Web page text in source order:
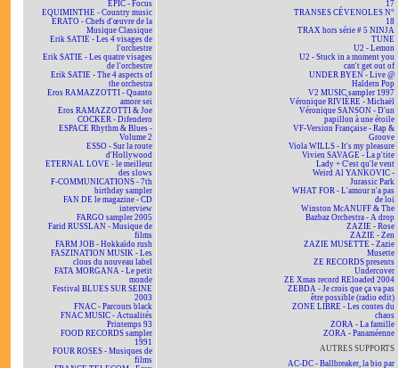
EPIC - Focus
EQUIMINTHE - Country music
ERATO - Chefs d'œuvre de la
Musique Classique
Erik SATIE - Les 4 visages de
l'orchestre
Erik SATIE - Les quatre visages
de l'orchestre
Erik SATIE - The 4 aspects of
the orchestra
Eros RAMAZZOTTI - Quanto
amore sei
Eros RAMAZZOTTI & Joe
COCKER - Difendero
ESPACE Rhythm & Blues -
Volume 2
ESSO - Sur la route
d'Hollywood
ETERNAL LOVE - le meilleur
des slows
F-COMMUNICATIONS - 7th
birthday sampler
FAN DE le magazine - CD
interview
FARGO sampler 2005
Farid RUSSLAN - Musique de
films
FARM JOB - Hokkaïdo rush
FASZINATION MUSIK - Les
clous du nouveau label
FATA MORGANA - Le petit
monde
Festival BLUES SUR SEINE
2003
FNAC - Parcours black
FNAC MUSIC - Actualités
Printemps 93
FOOD RECORDS sampler
1991
FOUR ROSES - Musiques de
films
17
TRANSES CÉVENOLES N°
18
TRAX hors série # 5 NINJA
TUNE
U2 - Lemon
U2 - Stuck in a moment you
can't get out of
UNDER BYEN - Live @
Haldern Pop
V2 MUSIC sampler 1997
Véronique RIVIÈRE - Michaël
Véronique SANSON - D'un
papillon à une étoile
VF-Version Française - Rap &
Groove
Viola WILLS - It's my pleasure
Vivien SAVAGE - La p'tite
Lady + C'est qu'le vent
Weird Al YANKOVIC -
Jurassic Park
WHAT FOR - L'amour n'a pas
de loi
Winston McANUFF & The
Bazbaz Orchestra - A drop
ZAZIE - Rose
ZAZIE - Zen
ZAZIE MUSETTE - Zazie
Musette
ZE RECORDS presents
Undercover
ZE Xmas record REloaded 2004
ZEBDA - Je crois que ça va pas
être possible (radio edit)
ZONE LIBRE - Les contes du
chaos
ZORA - La famille
ZORA - Panaméenne
AUTRES SUPPORTS
AC-DC - Ballbreaker, la bio par